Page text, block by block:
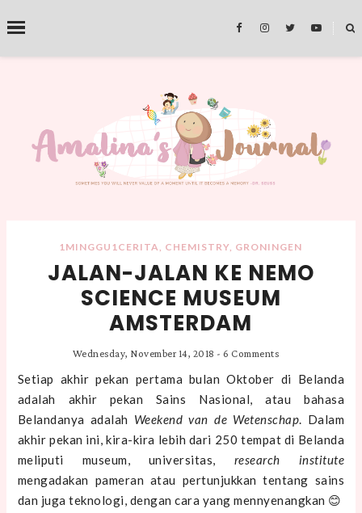
˟
SEARCH THIS BLOG
1MINGGU1CERITA CHEMISTRY GRONINGEN
JALAN-JALAN KE NEMO
SCIENCE MUSEUM
AMSTERDAM
Wednesday, November 14, 2018 - 6 Comments
Setiap akhir pekan pertama bulan Oktober di Belanda
adalah akhir pekan Sains Nasional, atau bahasa
Belandanya adalah Weekend van de Wetenschap. Dalam
akhir pekan ini, kira-kira lebih dari 250 tempat di Belanda
meliputi museum, universitas, research institute
mengadakan pameran atau pertunjukkan tentang sains
dan juga teknologi, dengan cara yang mennyenangkan 😊